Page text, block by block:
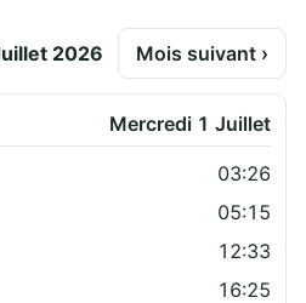
2026 Mois suivant ›
Mercredi 1 Juillet
03:26
05:15
12:33
16:25